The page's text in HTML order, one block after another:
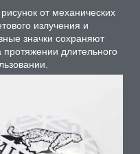
от механических
излучения и
значки сохраняют
длительного